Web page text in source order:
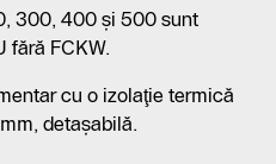
300, 400 şi 500 sunt
fără FCKW.
cu o izolaţie termică
detaşabilă.